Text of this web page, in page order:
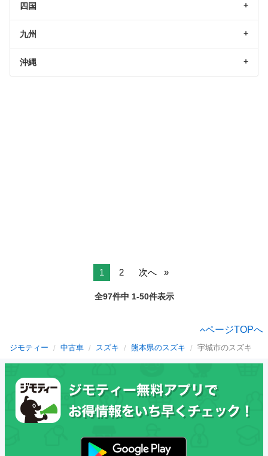
四国
九州
沖縄
1 2 次へ
全97件中 1-50件表示
ページTOPへ
ジモティー 中古車 スズキ 熊本県のスズキ 宇城市のスズキ